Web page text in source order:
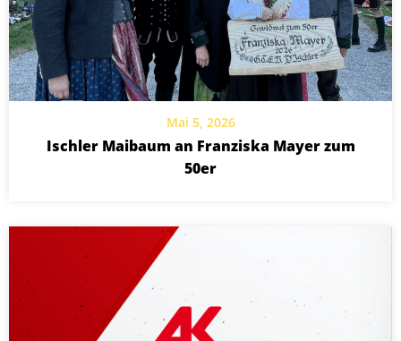
Mai 5, 2026
Ischler Maibaum an Franziska Mayer zum
50er